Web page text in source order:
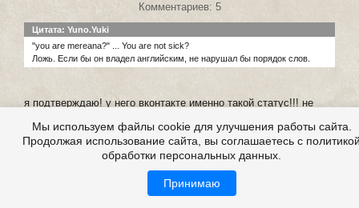
Комментариев: 5
Цитата: Yuno.Yuki
"you are mereana?" ... You are not sick?
Ложь. Если бы он владел английским, не нарушал бы порядок слов.
я подтверждаю! у него вконтакте именно такой статус!!! не
http://vk.com/byroncortez
вы как хотите, но +
Мы используем файлы cookie для улучшения работы сайта.
Продолжая использование сайта, вы соглашаетесь с
обработки персональных данных.
Принимаю